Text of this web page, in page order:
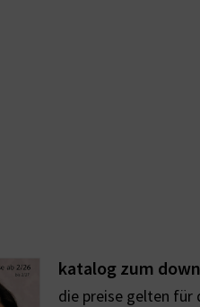
katalog zum
die preise gelten für